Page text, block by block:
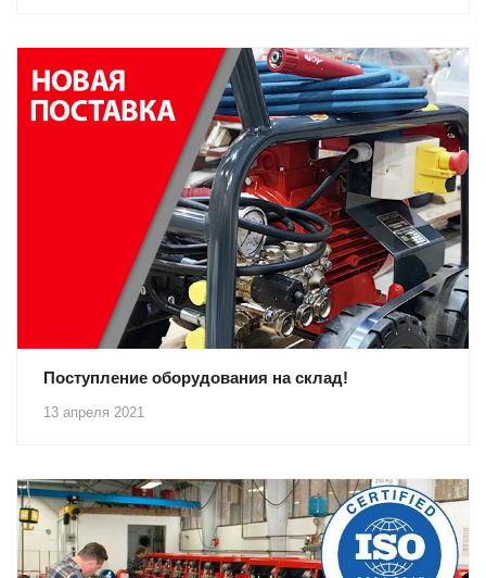
13 апреля 2021
Поступление оборудования на склад!